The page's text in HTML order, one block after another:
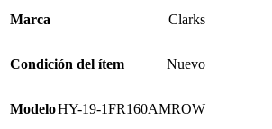
Marca Clarks
Condición del ítem Nuevo
ModeloHY-19-1FR160AMROW